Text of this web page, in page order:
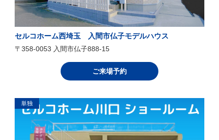
セルコホーム西埼玉 入間市仏子モデルハウス
〒358-0053 入間市仏子888-15
ご来場予約
単独